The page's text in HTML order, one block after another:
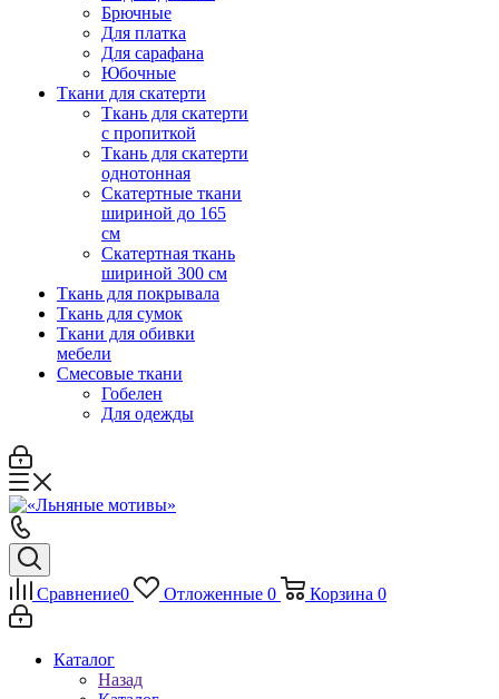
Брючные
Для платка
Для сарафана
Юбочные
Ткани для скатерти
Ткань для скатерти
с пропиткой
Ткань для скатерти
однотонная
Скатертные ткани
шириной до 165
см
Скатертная ткань
шириной 300 см
Ткань для покрывала
Ткань для сумок
Ткани для обивки
мебели
Смесовые ткани
Гобелен
Для одежды
Сравнение0 Отложенные 0 Корзина 0
Каталог
Назад